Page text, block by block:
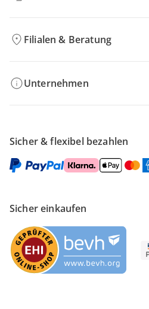
Filialen & Beratung
Unternehmen
Sicher & flexibel bezahlen
Sicher einkaufen